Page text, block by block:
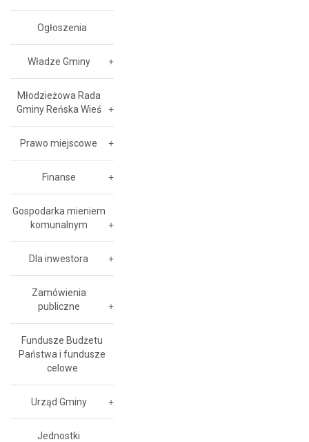
Ogłoszenia
Władze Gminy
Młodzieżowa Rada
Gminy Reńska Wieś
Prawo miejscowe
Finanse
Gospodarka mieniem
komunalnym
Dla inwestora
Zamówienia
publiczne
Fundusze Budżetu
Państwa i fundusze
celowe
Urząd Gminy
Jednostki